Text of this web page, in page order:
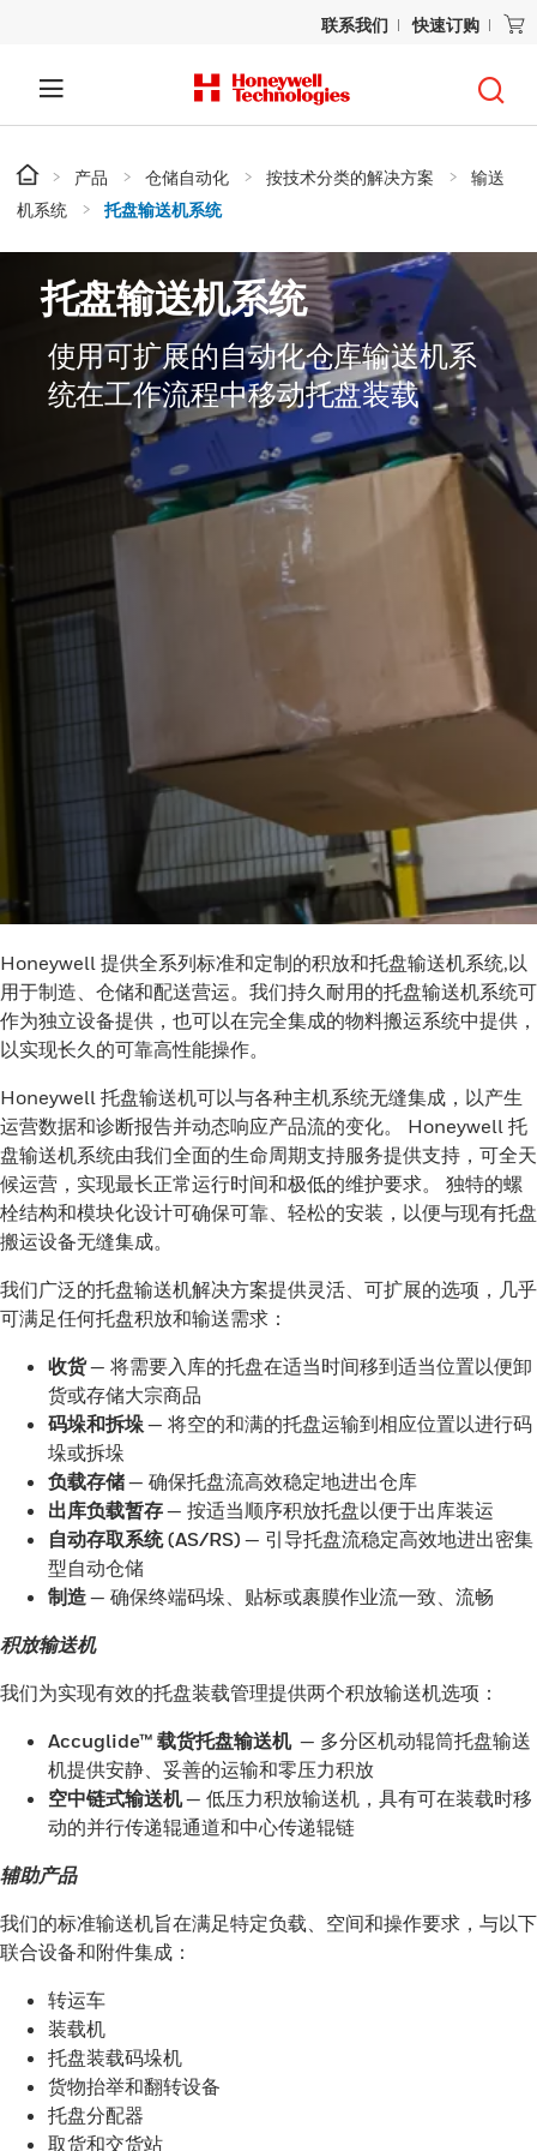
联系我们 快速订购
产品 仓储自动化 按技术分类的解决方案
输送
机系统
托盘输送机系统
托盘输送机系统
使用可扩展的自动化仓库输送机系
统在工作流程中移动托盘装载
Honeywell 提供全系列标准和定制的积放和托盘输送机系统,以
用于制造、仓储和配送营运。我们持久耐用的托盘输送机系统可
作为独立设备提供，也可以在完全集成的物料搬运系统中提供，
以实现长久的可靠高性能操作。
Honeywell 托盘输送机可以与各种主机系统无缝集成，以产生
运营数据和诊断报告并动态响应产品流的变化。 Honeywell 托
盘输送机系统由我们全面的生命周期支持服务提供支持，可全天
候运营，实现最长正常运行时间和极低的维护要求。 独特的螺
栓结构和模块化设计可确保可靠、轻松的安装，以便与现有托盘
搬运设备无缝集成。
我们广泛的托盘输送机解决方案提供灵活、可扩展的选项，几乎
可满足任何托盘积放和输送需求：
收货— 将需要入库的托盘在适当时间移到适当位置以便卸
货或存储大宗商品
码垛和拆垛— 将空的和满的托盘运输到相应位置以进行码
垛或拆垛
负载存储— 确保托盘流高效稳定地进出仓库
出库负载暂存— 按适当顺序积放托盘以便于出库装运
自动存取系统 (AS/RS) — 引导托盘流稳定高效地进出密集
型自动仓储
制造— 确保终端码垛、贴标或裹膜作业流一致、流畅
积放输送机
我们为实现有效的托盘装载管理提供两个积放输送机选项：
Accuglide™ 载货托盘输送机 — 多分区机动辊筒托盘输送
机提供安静、妥善的运输和零压力积放
空中链式输送机— 低压力积放输送机，具有可在装载时移
动的并行传递辊通道和中心传递辊链
辅助产品
我们的标准输送机旨在满足特定负载、空间和操作要求，与以下
联合设备和附件集成：
转运车
装载机
托盘装载码垛机
货物抬举和翻转设备
托盘分配器
取货和交货站